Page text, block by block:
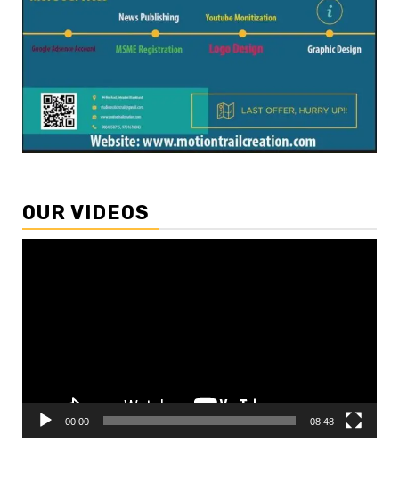
OUR VIDEOS
00:00 08:48